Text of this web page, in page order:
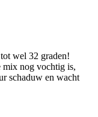
wel 32 graden!
mix nog vochtig is,
schaduw en wacht